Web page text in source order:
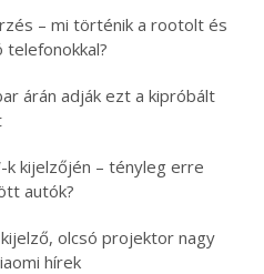
– mi történik a rootolt és
telefonokkal?
árán adják ezt a kipróbált
k kijelzőjén – tényleg erre
autók?
olcsó projektor nagy
hírek